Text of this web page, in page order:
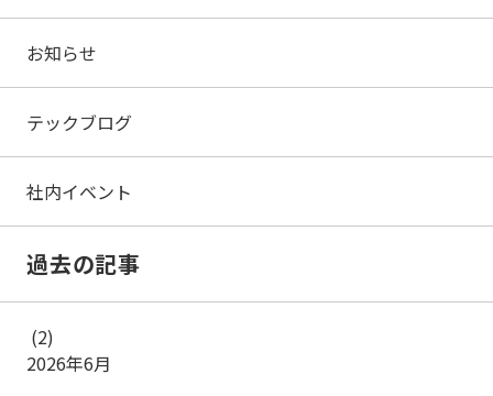
お知らせ
テックブログ
社内イベント
過去の記事
2026年6月
(2)